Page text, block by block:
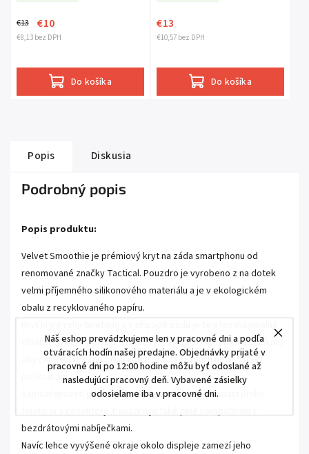
Náš eshop prevádzkujeme len v pracovné dni a podľa
otváracích hodín našej predajne. Objednávky prijaté v
pracovné dni po 12:00 hodine môžu byť odoslané až
nasledujúci pracovný deň. Vybavené zásielky
odosielame iba v pracovné dni.
€8,13 bez DPH
€13 €10
Do košíka
€10,57 bez DPH
€13
Do košíka
Popis Diskusia
Podrobný popis
Popis produktu:
Velvet Smoothie je prémiový kryt na záda smartphonu od
renomované značky Tactical. Pouzdro je vyrobeno z na dotek
velmi příjemného silikonového materiálu a je v ekologickém
obalu z recyklovaného papíru.
Kryt kryje rohy telefonu a v případě pádu je telefon maximálně
chráněn. Další z plusů je vnitřní výstelka z jemného mikrovlákna,
aby chránila telefon při vniknutí prachu a jiných nečistot od
poškrábání.
Samozřejmostí jsou plně dostupné všechny ovládací prvky
telefonu a konektory. Pouzdro je také plně kompatibilní s
bezdrátovými nabíječkami.
Navíc lehce vyvýšené okraje okolo displeje zamezí jeho